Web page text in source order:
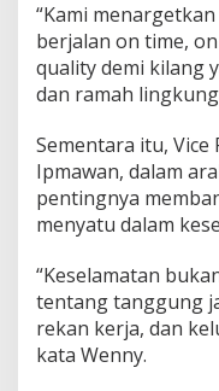
“Kami
berjalan on time,
quality demi kilang
dan ramah
Sementara itu, Vice
Ipmawan, dalam
pentingnya
menyatu dalam
“Keselamatan
tentang tanggung
rekan kerja, dan
kata Wenny.